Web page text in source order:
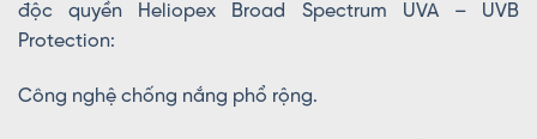
độc quyền Heliopex Broad Spectrum UVA – UVB
Protection:
Công nghệ chống nắng phổ rộng.